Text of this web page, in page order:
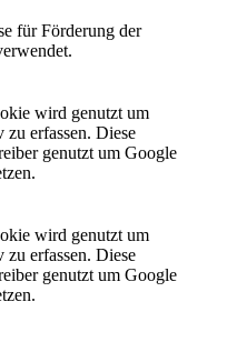
für Förderung der
wird genutzt um
erfassen. Diese
genutzt um Google
wird genutzt um
erfassen. Diese
genutzt um Google